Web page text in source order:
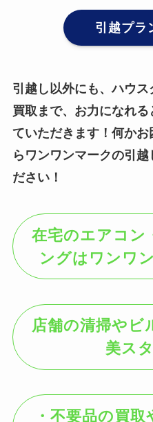
引越プラ
引越し以外にも、ハウ
買取まで、お力になれ
ていただきます！何か
らワンワンマークの引
ださい！
在宅のエアコン
ングはワンワ
店舗の清掃やビ
美ス
・不要品の買